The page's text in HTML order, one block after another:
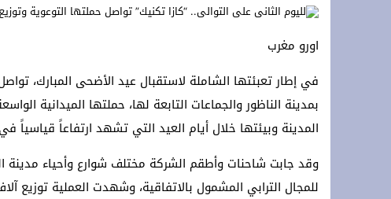
زلزال داخل حلف الناتو: الولايات المتحدة
أزغنغان تحتضن “الدوري المصغر لكرة القدم”
اورو مغرب
في إطار تعبئتها الشاملة لاستقبال عيد الأضحى المبارك،
بمدينة الناظور والجماعات التابعة لها، حملتها الميدانية
المدينة وبيئتها خلال أيام العيد التي تشهد ارتفاعاً قياسياً
وقد جابت شاحنات وأطقم الشركة مختلف شوارع وأحياء مدينة
للمجال الترابي المشمول بالاتفاقية، وشهدت العملية توزيع